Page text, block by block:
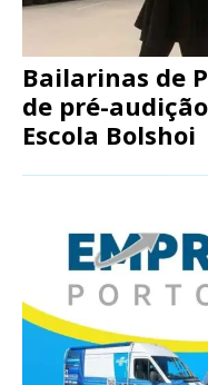
Bailarinas de
de pré-
Escola Bolshoi